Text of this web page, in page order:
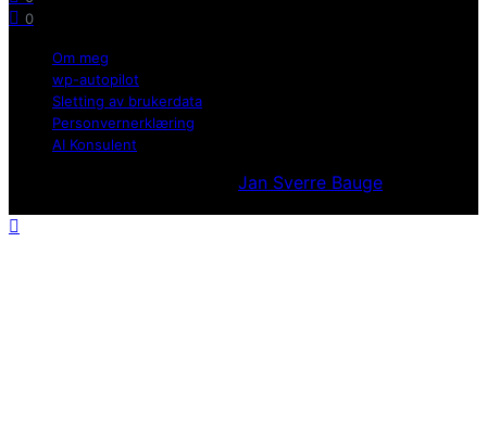
0
Om meg
wp-autopilot
Sletting av brukerdata
Personvernerklæring
AI Konsulent
Jan Sverre Bauge